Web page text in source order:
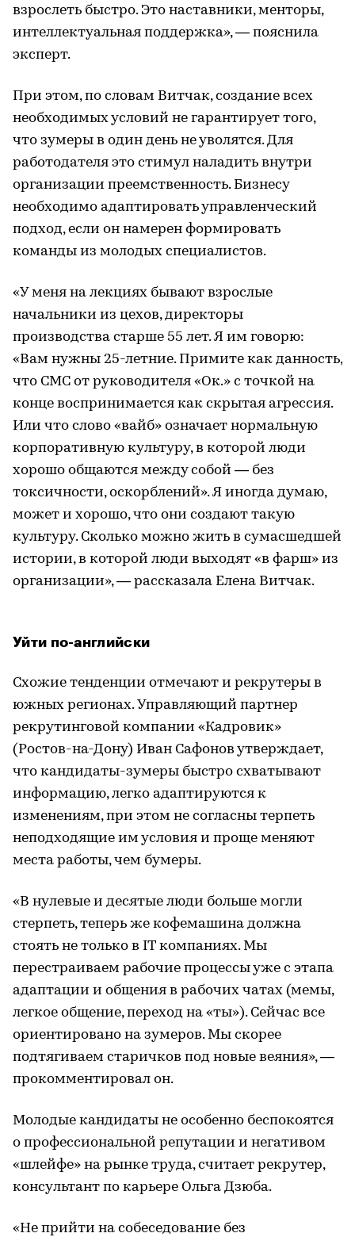
взрослеть быстро. Это наставники, менторы,
интеллектуальная поддержка», — пояснила
эксперт.
При этом, по словам Витчак, создание всех
необходимых условий не гарантирует того,
что зумеры в один день не уволятся. Для
работодателя это стимул наладить внутри
организации преемственность. Бизнесу
необходимо адаптировать управленческий
подход, если он намерен формировать
команды из молодых специалистов.
«У меня на лекциях бывают взрослые
начальники из цехов, директоры
производства старше 55 лет. Я им говорю:
«Вам нужны 25-летние. Примите как данность,
что СМС от руководителя «Ок.» с точкой на
конце воспринимается как скрытая агрессия.
Или что слово «вайб» означает нормальную
корпоративную культуру, в которой люди
хорошо общаются между собой — без
токсичности, оскорблений». Я иногда думаю,
может и хорошо, что они создают такую
культуру. Сколько можно жить в сумасшедшей
истории, в которой люди выходят «в фарш» из
организации», — рассказала Елена Витчак.
Уйти по-английски
Схожие тенденции отмечают и рекрутеры в
южных регионах. Управляющий партнер
рекрутинговой компании «Кадровик»
(Ростов-на-Дону) Иван Сафонов утверждает,
что кандидаты-зумеры быстро схватывают
информацию, легко адаптируются к
изменениям, при этом не согласны терпеть
неподходящие им условия и проще меняют
места работы, чем бумеры.
«В нулевые и десятые люди больше могли
стерпеть, теперь же кофемашина должна
стоять не только в IT компаниях. Мы
перестраиваем рабочие процессы уже с этапа
адаптации и общения в рабочих чатах (мемы,
легкое общение, переход на «ты»). Сейчас все
ориентировано на зумеров. Мы скорее
подтягиваем старичков под новые веяния», —
прокомментировал он.
Молодые кандидаты не особенно беспокоятся
о профессиональной репутации и негативом
«шлейфе» на рынке труда, считает рекрутер,
консультант по карьере Ольга Дзюба.
«Не прийти на собеседование без